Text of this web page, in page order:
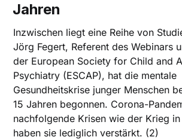
Jahren
Inzwischen liegt eine Reihe von
Jörg Fegert, Referent des Webinars
der European Society for Child and
Psychiatry (ESCAP), hat die mentale
Gesundheitskrise junger Menschen
15 Jahren begonnen. Corona-
nachfolgende Krisen wie der Krieg
haben sie lediglich verstärkt. (2)